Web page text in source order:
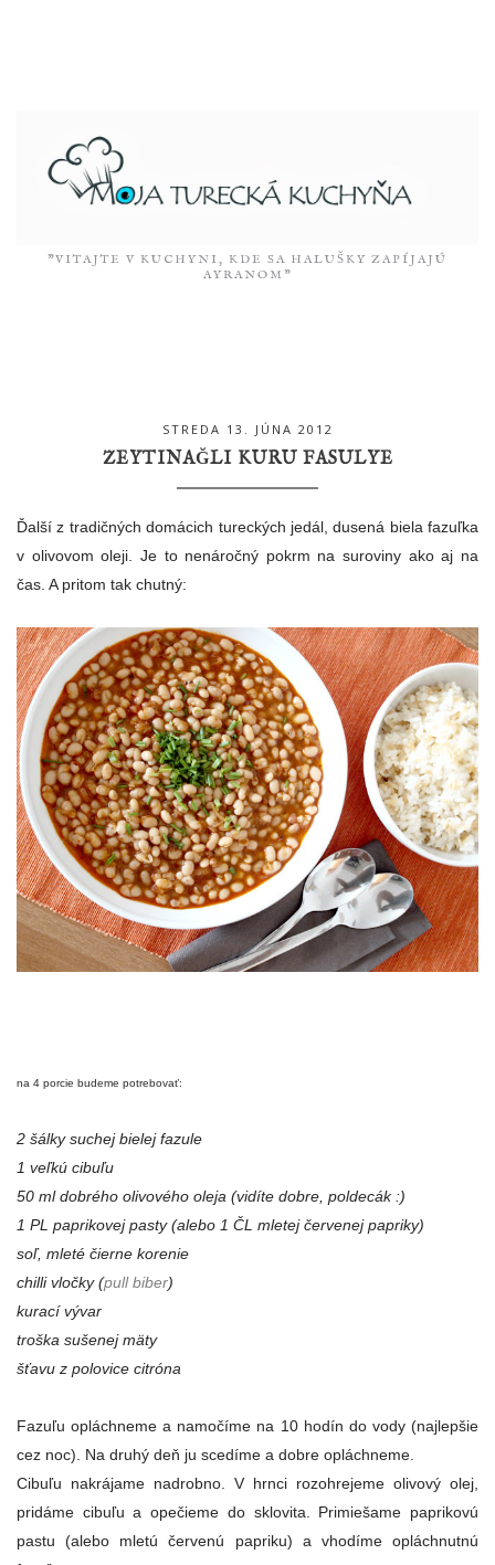
"VITAJTE V KUCHYNI, KDE SA HALUŠKY ZAPÍJAJÚ
AYRANOM”
STREDA 13. JÚNA 2012
ZEYTINAĞLI KURU FASULYE
Ďalší z tradičných domácich tureckých jedál, dusená biela fazuľka
v olivovom oleji. Je to nenáročný pokrm na suroviny ako aj na
čas. A pritom tak chutný:
na 4 porcie budeme potrebovať:
2 šálky suchej bielej fazule
1 veľkú cibuľu
50 ml dobrého olivového oleja (vidíte dobre, poldecák :)
1 PL paprikovej pasty (alebo 1 ČL mletej červenej papriky)
soľ, mleté čierne korenie
chilli vločky (pull biber)
kurací vývar
troška sušenej mäty
šťavu z polovice citróna
Fazuľu opláchneme a namočíme na 10 hodín do vody (najlepšie
cez noc). Na druhý deň ju scedíme a dobre opláchneme.
Cibuľu nakrájame nadrobno. V hrnci rozohrejeme olivový olej,
pridáme cibuľu a opečieme do sklovita. Primiešame paprikovú
pastu (alebo mletú červenú papriku) a vhodíme opláchnutnú